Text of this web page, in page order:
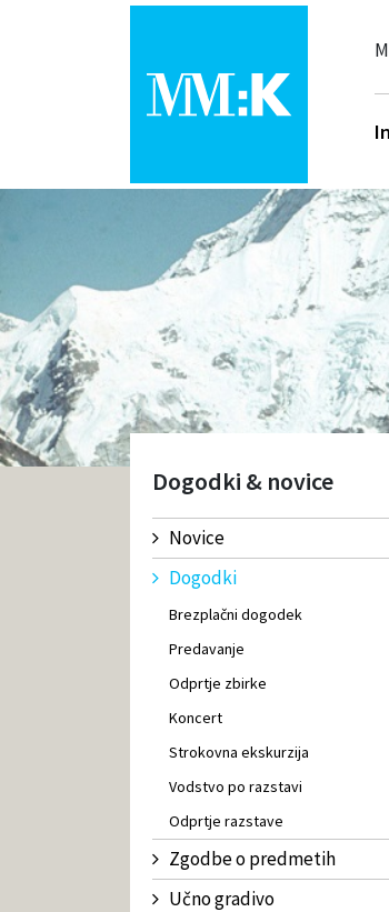
Dogodki & novice
Novice
Dogodki
Brezplačni dogodek
Predavanje
Odprtje zbirke
Koncert
Strokovna ekskurzija
Vodstvo po razstavi
Odprtje razstave
Zgodbe o predmetih
Učno gradivo